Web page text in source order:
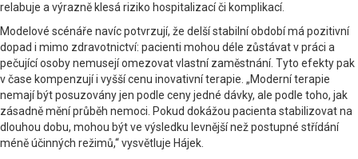
relabuje a výrazně klesá riziko hospitalizací či komplikací.
Modelové scénáře navíc potvrzují, že delší stabilní období má pozitivní
dopad i mimo zdravotnictví: pacienti mohou déle zůstávat v práci a
pečující osoby nemusejí omezovat vlastní zaměstnání. Tyto efekty pak
v čase kompenzují i vyšší cenu inovativní terapie. „Moderní terapie
nemají být posuzovány jen podle ceny jedné dávky, ale podle toho, jak
zásadně mění průběh nemoci. Pokud dokážou pacienta stabilizovat na
dlouhou dobu, mohou být ve výsledku levnější než postupné střídání
méně účinných režimů,“ vysvětluje Hájek.